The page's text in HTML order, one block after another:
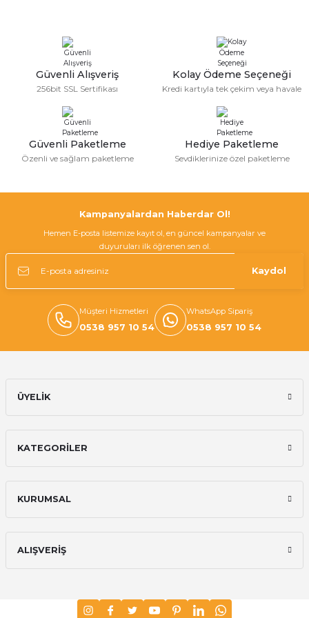
Ürün resmi kalitesiz, bozuk veya görüntülenemiyor.
Ürün açıklamasında eksik bilgiler bulunuyor.
Ürün bilgilerinde hatalar bulunuyor.
Ürün fiyatı diğer sitelerden daha pahalı.
Bu ürüne benzer farklı alternatifler olmalı.
Deneyimini Paylaş
Güvenli Alışveriş
256bit SSL Sertifikası
Kolay Ödeme Seçeneği
Kredi kartıyla tek çekim veya havale
Güvenli Paketleme
Özenli ve sağlam paketleme
Hediye Paketleme
Sevdiklerinize özel paketleme
Kampanyalardan Haberdar Ol!
Hemen E-posta listemize kayıt ol, en güncel kampanyalar ve
duyuruları ilk öğrenen sen ol.
Kaydol
Müşteri Hizmetleri
0538 957 10 54
WhatsApp Sipariş
0538 957 10 54
ÜYELİK
KATEGORİLER
KURUMSAL
ALIŞVERİŞ